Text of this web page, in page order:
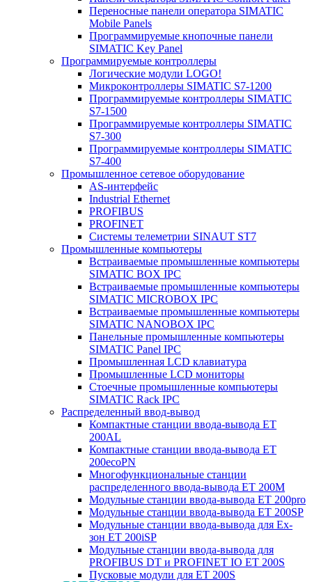
Переносные панели оператора SIMATIC
Mobile Panels
Программируемые кнопочные панели
SIMATIC Key Panel
Программируемые контроллеры
Логические модули LOGO!
Микроконтроллеры SIMATIC S7-1200
Программируемые контроллеры SIMATIC
S7-1500
Программируемые контроллеры SIMATIC
S7-300
Программируемые контроллеры SIMATIC
S7-400
Промышленное сетевое оборудование
AS-интерфейс
Industrial Ethernet
PROFIBUS
PROFINET
Системы телеметрии SINAUT ST7
Промышленные компьютеры
Встраиваемые промышленные компьютеры
SIMATIC BOX IPC
Встраиваемые промышленные компьютеры
SIMATIC MICROBOX IPC
Встраиваемые промышленные компьютеры
SIMATIC NANOBOX IPC
Панельные промышленные компьютеры
SIMATIC Panel IPC
Промышленная LCD клавиатура
Промышленные LCD мониторы
Стоечные промышленные компьютеры
SIMATIC Rack IPC
Распределенный ввод-вывод
Компактные станции ввода-вывода ET
200AL
Компактные станции ввода-вывода ET
200ecoPN
Многофункциональные станции
распределенного ввода-вывода ET 200M
Модульные станции ввода-вывода ET 200pro
Модульные станции ввода-вывода ET 200SP
Модульные станции ввода-вывода для Ex-
зон ET 200iSP
Модульные станции ввода-вывода для
PROFIBUS DT и PROFINET IO ET 200S
Пусковые модули для ET 200S